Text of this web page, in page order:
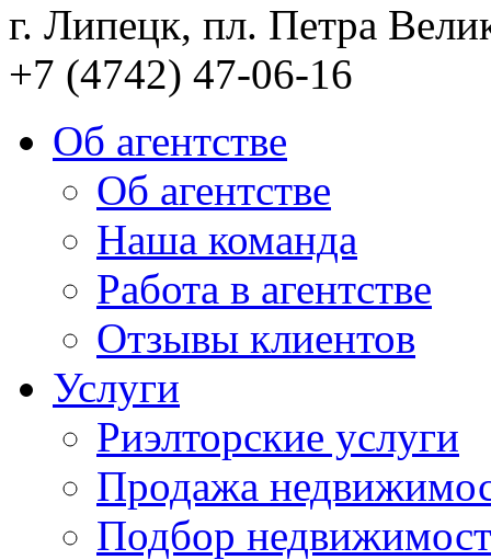
г. Липецк, пл. Петра
+7 (4742) 47-06-16
Об агентстве
Об агентстве
Наша команда
Работа в агентстве
Отзывы клиентов
Услуги
Риэлторские услуги
Продажа
Подбор